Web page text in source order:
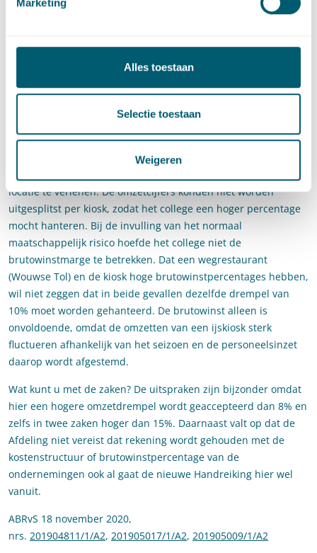
Marketing
Alles toestaan
Selectie toestaan
Weigeren
worden aangevraagd.
heeft namelijk de standplaats voor ’t Waaigat geweigerd,
omdat die locatie niet beschikbaar was vanwege de
werkzaamheden. In beginsel bestaat geen aanspraak op
jaarlijkse te verlenen vergunning (zie Afdeling van 27 april
201006339/1/H2). Het college is de exploitant
locatie te verlenen. De omzetcijfers konden niet worden
uitgesplitst per kiosk, zodat het college een hoger percentage
mocht hanteren. Bij de invulling van het normaal
maatschappelijk risico hoefde het college niet de
brutowinstmarge te betrekken. Dat een wegrestaurant
(Wouwse Tol) en de kiosk hoge brutowinstpercentages hebben,
wil niet zeggen dat in beide gevallen dezelfde drempel van
10% moet worden gehanteerd. De brutowinst alleen is
onvoldoende, omdat de omzetten van een ijskiosk sterk
fluctueren afhankelijk van het seizoen en de personeelsinzet
daarop wordt afgestemd.
Wat kunt u met de zaken? De uitspraken zijn bijzonder omdat
hier een hogere omzetdrempel wordt geaccepteerd dan 8% en
zelfs in twee zaken hoger dan 15%. Daarnaast valt op dat de
Afdeling niet vereist dat rekening wordt gehouden met de
kostenstructuur of brutowinstpercentage van de
ondernemingen ook al gaat de nieuwe Handreiking hier wel
vanuit.
ABRvS 18 november 2020,
nrs. 201904811/1/A2, 201905017/1/A2, 201905009/1/A2